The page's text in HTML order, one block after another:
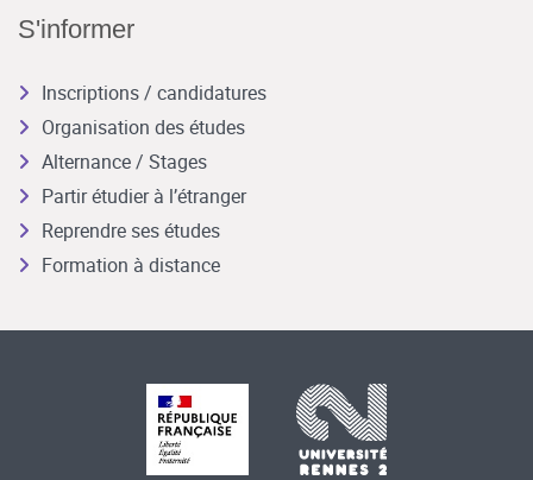
S'informer
Inscriptions / candidatures
Organisation des études
Alternance / Stages
Partir étudier à l’étranger
Reprendre ses études
Formation à distance